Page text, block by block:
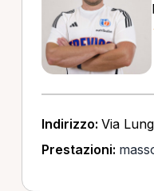
Indirizzo: Via
Prestazioni: